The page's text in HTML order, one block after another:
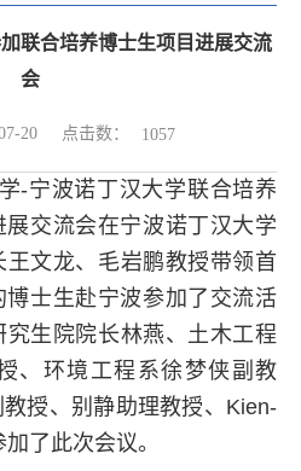
联合培养博士生项目进展交流
会
20 点击数： 1057
-宁波诺丁汉大学联合培养
交流会在宁波诺丁汉大学
文龙、毛岩鹏教授带领首
士生赴宁波参加了交流活
生院院长林燕、土木工程
、环境工程系徐梦侠副教
授、别静助理教授、Kien-
了此次会议。